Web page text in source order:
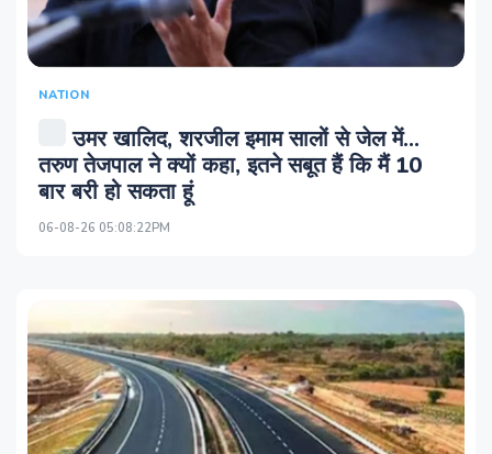
NATION
उमर खालिद, शरजील इमाम सालों से जेल में...
तरुण तेजपाल ने क्यों कहा, इतने सबूत हैं कि मैं 10
बार बरी हो सकता हूं
06-08-26 05:08:22PM